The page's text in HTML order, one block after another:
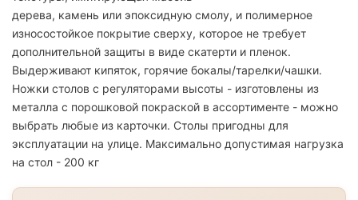
дерева, камень или эпоксидную смолу, и полимерное
износостойкое покрытие сверху, которое не требует
дополнительной защиты в виде скатерти и пленок.
Выдерживают кипяток, горячие бокалы/тарелки/чашки.
Ножки столов с регуляторами высоты - изготовлены из
металла с порошковой покраской в ассортименте - можно
выбрать любые из карточки. Столы пригодны для
эксплуатации на улице. Максимально допустимая нагрузка
на стол - 200 кг